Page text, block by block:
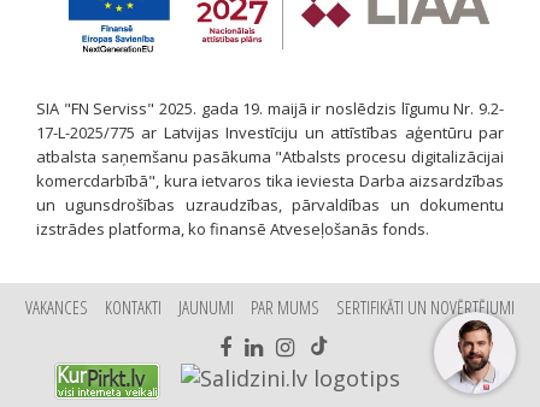
SIA "FN Serviss" 2025. gada 19. maijā ir noslēdzis līgumu Nr. 9.2-
17-L-2025/775 ar Latvijas Investīciju un attīstības aģentūru par
atbalsta saņemšanu pasākuma "Atbalsts procesu digitalizācijai
komercdarbībā", kura ietvaros tika ieviesta Darba aizsardzības
un ugunsdrošības uzraudzības, pārvaldības un dokumentu
izstrādes platforma, ko finansē Atveseļošanās fonds.
VAKANCES KONTAKTI JAUNUMI PAR MUMS SERTIFIKĀTI UN NOVĒRTĒJUMI